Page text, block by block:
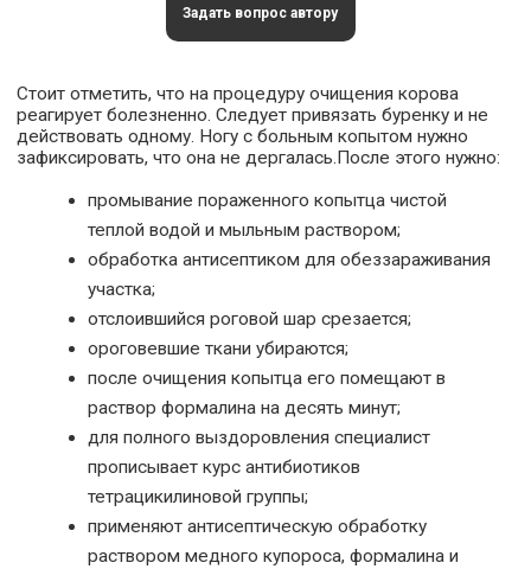
Задать вопрос автору
Стоит отметить, что на процедуру очищения корова
реагирует болезненно. Следует привязать буренку и не
действовать одному. Ногу с больным копытом нужно
зафиксировать, что она не дергалась.После этого нужно:
промывание пораженного копытца чистой
теплой водой и мыльным раствором;
обработка антисептиком для обеззараживания
участка;
отслоившийся роговой шар срезается;
ороговевшие ткани убираются;
после очищения копытца его помещают в
раствор формалина на десять минут;
для полного выздоровления специалист
прописывает курс антибиотиков
тетрацикилиновой группы;
применяют антисептическую обработку
раствором медного купороса, формалина и